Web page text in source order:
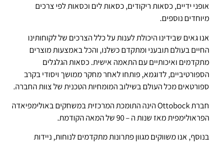
אופני ידיים, כסאות ריקודים, כסאות לים וכסאות לפי צרכים
מיוחדים נוספים.
אנו גאים שבידינו היכולת לענות על כלל הצרכים של לקוחותינו
החיים בעולם תובעני ומתקדם כשלנו, והכל באמצעות מוצרים
מתקדמים ואיכותיים עם התאמה אישית. כסאות הגלגלים
הספורטיביים, לדוגמא, פותחו לאחר מחקר ממושך ויסודי בקרב
ספורטאים מכל העולם בשילוב המומחיות הטכנית של צוות החברה.
חברת Ottobock הינה התומכת המרכזית במשחקים באולימפיאדה
הפראולימפית מאז שנות ה – 90 של המאה הקודמת.
בנוסף, אנו משווקים מגוון פתרונות מתקדמים לנוחות, ניידות